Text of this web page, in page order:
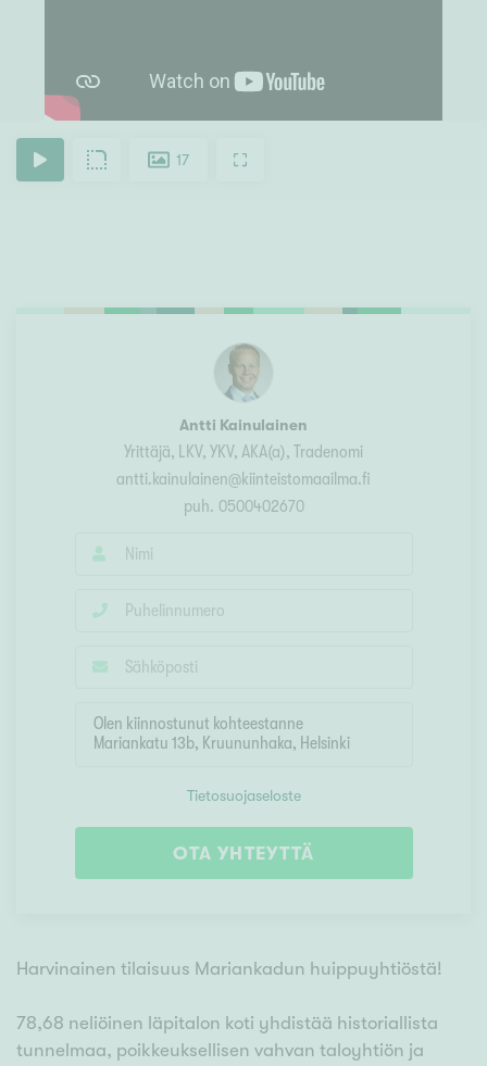
17
Antti Kainulainen
Yrittäjä, LKV, YKV, AKA(a), Tradenomi
antti.kainulainen@kiinteistomaailma.fi
puh. 0500402670
Tietosuojaseloste
OTA YHTEYTTÄ
Harvinainen tilaisuus Mariankadun huippuyhtiöstä!
78,68 neliöinen läpitalon koti yhdistää historiallista
tunnelmaa, poikkeuksellisen vahvan taloyhtiön ja